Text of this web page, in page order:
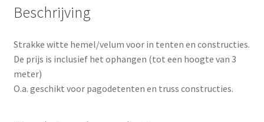
Beschrijving
Strakke witte hemel/velum voor in tenten en constructies.
De prijs is inclusief het ophangen (tot een hoogte van 3
meter)
O.a. geschikt voor pagodetenten en truss constructies.